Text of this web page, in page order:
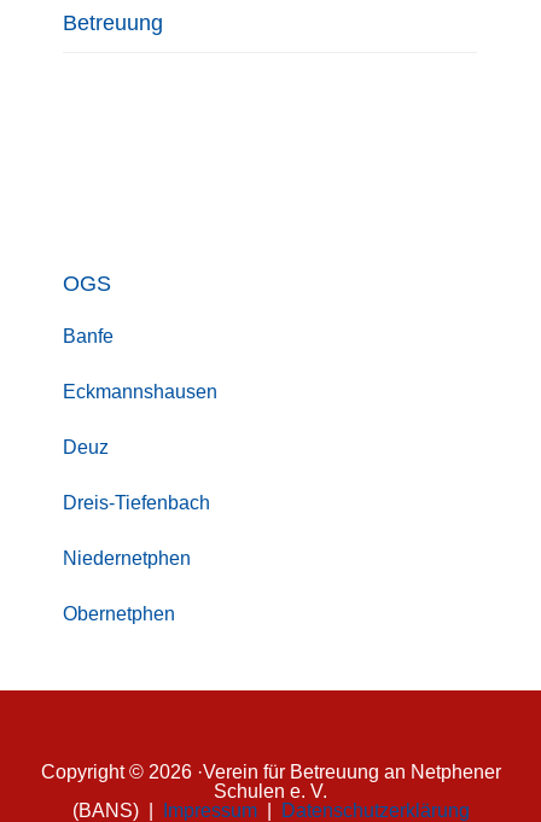
Betreuung
OGS
Banfe
Eckmannshausen
Deuz
Dreis-Tiefenbach
Niedernetphen
Obernetphen
Copyright © 2026 ·Verein für Betreuung an Netphener
Schulen e. V.
(BANS) |
Impressum| Datenschutzerklärung